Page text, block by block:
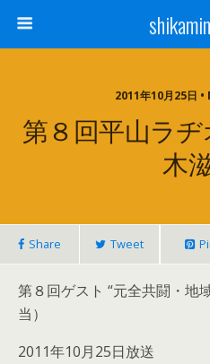
2011年10月25日
第８回平山ラヂ
木
Share Tweet
第８回ゲスト “元全共闘・地
当）
2011年10月25日放送